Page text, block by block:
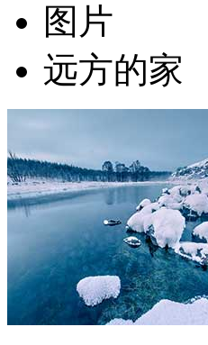
图片
远方的家